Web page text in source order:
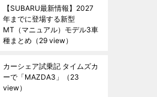
【SUBARU最新情報】2027
年までに登場する新型
MT（マニュアル）モデル3車
種まとめ （29 view）
カーシェア試乗記 タイムズカ
ーで「MAZDA3」
（23
view）